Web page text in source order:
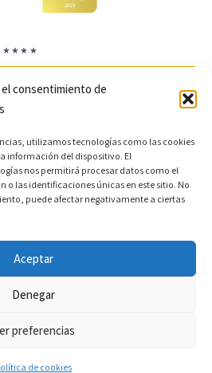
consentimiento de
utilizamos tecnologías como las cookies
información del dispositivo. El
nos permitirá procesar datos como el
las identificaciones únicas en este sitio. No
puede afectar negativamente a ciertas
Aceptar
Denegar
preferencias
de cookies
****
de privacidad
Transparencia
web y motor de reservas